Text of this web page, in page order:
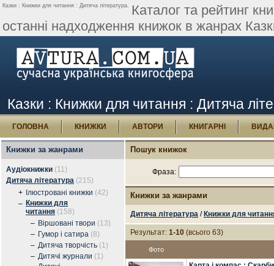
Казки : Книжки для читання : Дитяча література. Каталог та рейтинг
останні надходження книжок в жанрах
Казки : Книжки для читання : Дитяча
ГОЛОВНА КНИЖКИ АВТОРИ КНИГАРНІ
Книжки за жанрами
Аудіокнижки (11)
Дитяча література (215)
+ Ілюстровані книжки (42)
– Книжки для
читання (158)
– Віршовані твори (13)
– Гумор і сатира (8)
– Дитяча творчість (1)
– Дитячі журнали (1)
Пошук книжок
Фраза:
Книжки за жанрами
Дитяча література / Книжки для
Результат: 1-10 (всього 63)
Фото